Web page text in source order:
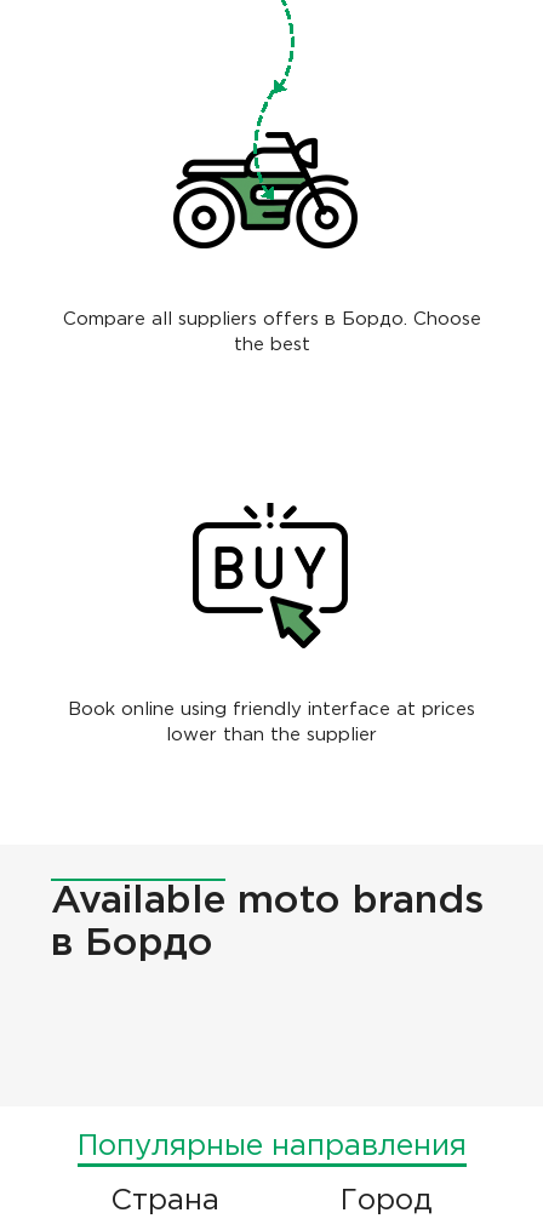
Compare all suppliers offers в Бордо. Choose
the best
Book online using friendly interface at prices
lower than the supplier
Available moto brands
в Бордо
Популярные направления
Страна Город